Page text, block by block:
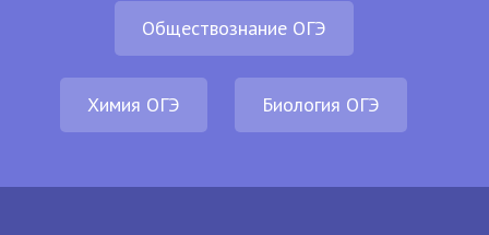
Обществознание ОГЭ
Химия ОГЭ Биология ОГЭ